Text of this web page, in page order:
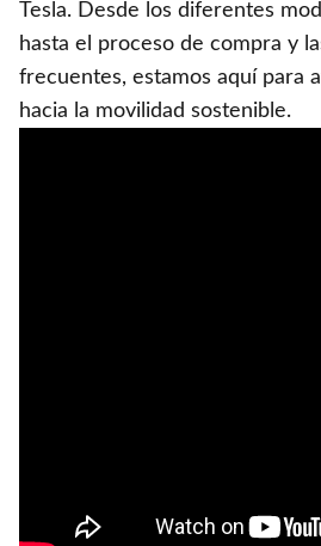
Tesla. Desde los diferentes
hasta el proceso de compra y
frecuentes, estamos aquí para
hacia la movilidad sostenible.